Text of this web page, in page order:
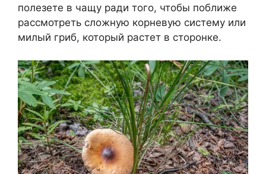
полезете в чащу ради того, чтобы поближе
рассмотреть сложную корневую систему или
милый гриб, который растет в сторонке.